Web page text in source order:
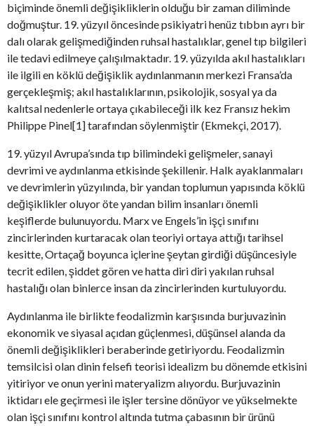
biçiminde önemli değişikliklerin olduğu bir zaman diliminde
doğmuştur. 19. yüzyıl öncesinde psikiyatri henüz tıbbın ayrı bir
dalı olarak gelişmediğinden ruhsal hastalıklar, genel tıp bilgileri
ile tedavi edilmeye çalışılmaktadır. 19. yüzyılda akıl hastalıkları
ile ilgili en köklü değişiklik aydınlanmanın merkezi Fransa’da
gerçekleşmiş; akıl hastalıklarının, psikolojik, sosyal ya da
kalıtsal nedenlerle ortaya çıkabileceği ilk kez Fransız hekim
Philippe Pinel[1] tarafından söylenmiştir (Ekmekçi, 2017).
19. yüzyıl Avrupa’sında tıp bilimindeki gelişmeler, sanayi
devrimi ve aydınlanma etkisinde şekillenir. Halk ayaklanmaları
ve devrimlerin yüzyılında, bir yandan toplumun yapısında köklü
değişiklikler oluyor öte yandan bilim insanları önemli
keşiflerde bulunuyordu. Marx ve Engels’in işçi sınıfını
zincirlerinden kurtaracak olan teoriyi ortaya attığı tarihsel
kesitte, Ortaçağ boyunca içlerine şeytan girdiği düşüncesiyle
tecrit edilen, şiddet gören ve hatta diri diri yakılan ruhsal
hastalığı olan binlerce insan da zincirlerinden kurtuluyordu.
Aydınlanma ile birlikte feodalizmin karşısında burjuvazinin
ekonomik ve siyasal açıdan güçlenmesi, düşünsel alanda da
önemli değişiklikleri beraberinde getiriyordu. Feodalizmin
temsilcisi olan dinin felsefi teorisi idealizm bu dönemde etkisini
yitiriyor ve onun yerini materyalizm alıyordu. Burjuvazinin
iktidarı ele geçirmesi ile işler tersine dönüyor ve yükselmekte
olan işçi sınıfını kontrol altında tutma çabasının bir ürünü